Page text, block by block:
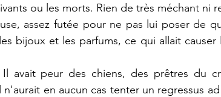
ou les morts. Rien de très méchant ni
assez futée pour ne pas lui poser de
bijoux et les parfums, ce qui allait causer
avait peur des chiens, des prêtres du
en aucun cas tenter un regressus